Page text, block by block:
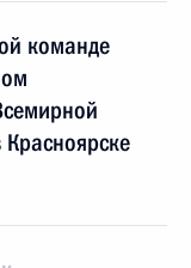
команде